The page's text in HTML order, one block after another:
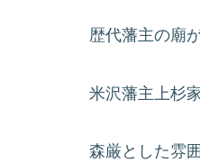
歴代藩主の廟
米沢藩主上杉
森厳とした雰